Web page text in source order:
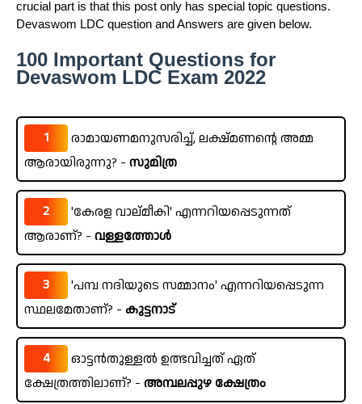
crucial part is that this post only has special topic questions.
Devaswom LDC question and Answers are given below.
100 Important Questions for
Devaswom LDC Exam 2022
1
രാമായണമനുസരിച്ച്, ലക്ഷ്മണന്റെ അമ്മ
ആരായിരുന്നു? - സുമിത്ര
2
'കേരള വാല്മീകി' എന്നറിയപ്പെടുന്നത്
ആരാണ്? - വള്ളത്തോൾ
3
'പമ്പ നദിയുടെ സമ്മാനം' എന്നറിയപ്പെടുന്ന
സ്ഥലമേതാണ്? - കുട്ടനാട്
4
ഓട്ടൻതുള്ളൽ ഉത്ഭവിച്ചത് ഏത്
ക്ഷേത്രത്തിലാണ്? - അമ്പലപ്പുഴ ക്ഷേത്രം